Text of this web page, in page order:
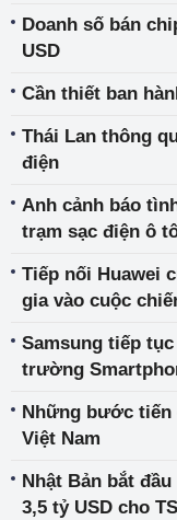
Doanh số bán
USD
Cần thiết ban
Thái Lan thông
điện
Anh cảnh báo
trạm sạc điện ô
Tiếp nối Huawei
gia vào cuộc
Samsung tiếp
trường
Những bước tiến
Việt Nam
Nhật Bản bắt
3,5 tỷ USD cho